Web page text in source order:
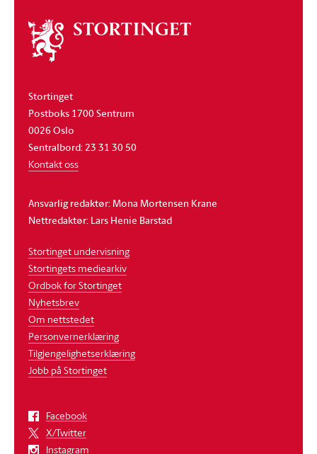
Om
stortinget
Stortinget
Postboks 1700 Sentrum
0026 Oslo
Sentralbord: 23 31 30 50
Kontakt oss
Ansvarlig redaktør: Mona Mortensen Krane
Nettredaktør: Lars Henie Barstad
Stortinget undervisning
Stortingets mediearkiv
Ordbok for Stortinget
Nyhetsbrev
Om nettstedet
Personvernerklæring
Tilgjengelighetserklæring
Jobb på Stortinget
Facebook
X/Twitter
Instagram